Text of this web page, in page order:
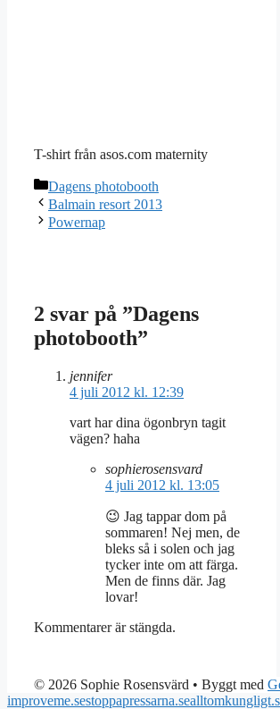
T-shirt från asos.com maternity
Kategorier
Dagens photobooth
Balmain resort 2013
Powernap
2 svar på ”Dagens
photobooth”
jennifer
4 juli 2012 kl. 12:39
vart har dina ögonbryn tagit
vägen? haha
sophierosensvard
4 juli 2012 kl. 13:05
😉 Jag tappar dom på
sommaren! Nej men, de
bleks så i solen och jag
tycker inte om att färga.
Men de finns där. Jag
lovar!
Kommentarer är stängda.
© 2026 Sophie Rosensvärd • Byggt med
improveme.sestoppapressarna.se